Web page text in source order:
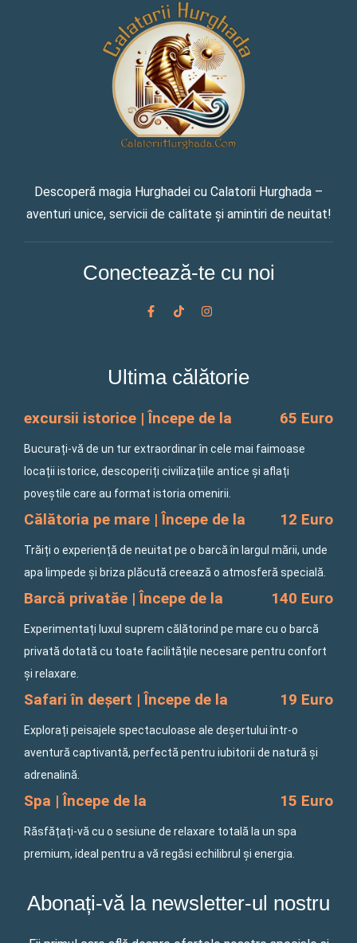
Descoperă magia Hurghadei cu Calatorii Hurghada –
aventuri unice, servicii de calitate și amintiri de neuitat!
Conectează-te cu noi
F
a
o
k
f
T
i
I
n
r
a
Ultima călătorie
excursii istorice | Începe de la 65 Euro
Bucurați-vă de un tur extraordinar în cele mai faimoase
locații istorice, descoperiți civilizațiile antice și aflați
poveștile care au format istoria omenirii.
Călătoria pe mare | Începe de la 12 Euro
Trăiți o experiență de neuitat pe o barcă în largul mării, unde
apa limpede și briza plăcută creează o atmosferă specială.
Barcă privatăe | Începe de la 140 Euro
Experimentați luxul suprem călătorind pe mare cu o barcă
privată dotată cu toate facilitățile necesare pentru confort
și relaxare.
Safari în deșert | Începe de la 19 Euro
Explorați peisajele spectaculoase ale deșertului într-o
aventură captivantă, perfectă pentru iubitorii de natură și
adrenalină.
Spa | Începe de la 15 Euro
Răsfățați-vă cu o sesiune de relaxare totală la un spa
premium, ideal pentru a vă regăsi echilibrul și energia.
Abonați-vă la newsletter-ul nostru